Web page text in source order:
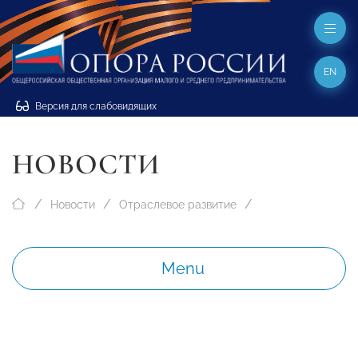
Версия для слабовидящих
EN
НОВОСТИ
Новости Отраслевое развитие
Menu